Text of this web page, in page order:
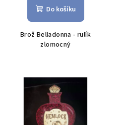
Do košíku
Brož Belladonna - rulík
zlomocný